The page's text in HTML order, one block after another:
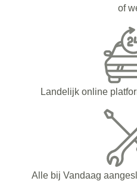
of
Landelijk online
Alle bij Vandaag